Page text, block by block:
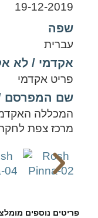
19-12-2019
שפה
עברית
אקדמי / לא
פריט אקדמי
שם המפרסם
המכללה
מרכז צפת לחקר
פריטים נוספים